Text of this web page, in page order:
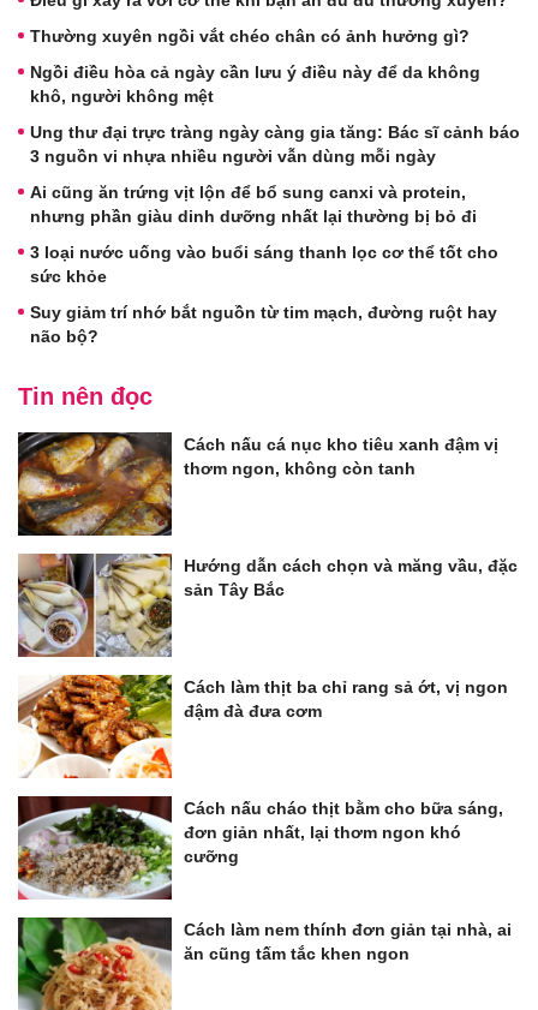
Thường xuyên ngồi vắt chéo chân có ảnh hưởng gì?
Ngồi điều hòa cả ngày cần lưu ý điều này để da không
khô, người không mệt
Ung thư đại trực tràng ngày càng gia tăng: Bác sĩ cảnh báo
3 nguồn vi nhựa nhiều người vẫn dùng mỗi ngày
Ai cũng ăn trứng vịt lộn để bổ sung canxi và protein,
nhưng phần giàu dinh dưỡng nhất lại thường bị bỏ đi
3 loại nước uống vào buổi sáng thanh lọc cơ thể tốt cho
sức khỏe
Suy giảm trí nhớ bắt nguồn từ tim mạch, đường ruột hay
não bộ?
Tin nên đọc
Cách nấu cá nục kho tiêu xanh đậm vị
thơm ngon, không còn tanh
Hướng dẫn cách chọn và măng vầu, đặc
sản Tây Bắc
Cách làm thịt ba chỉ rang sả ớt, vị ngon
đậm đà đưa cơm
Cách nấu cháo thịt bằm cho bữa sáng,
đơn giản nhất, lại thơm ngon khó
cưỡng
Cách làm nem thính đơn giản tại nhà, ai
ăn cũng tấm tắc khen ngon